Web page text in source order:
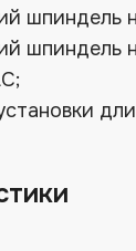
шпиндель
шпиндель